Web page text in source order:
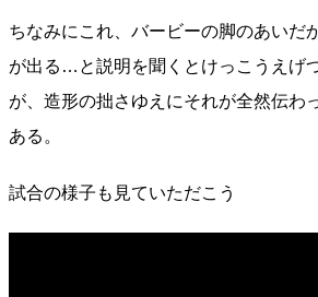
ちなみにこれ、バービーの脚のあいだ
が出る…と説明を聞くとけっこうえげ
が、造形の拙さゆえにそれが全然伝わ
ある。
試合の様子も見ていただこう